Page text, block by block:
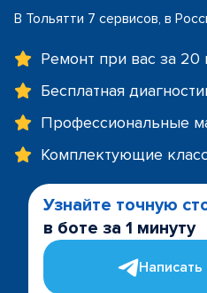
В Тольятти 7 сервисов, в
Ремонт при вас за 20
Бесплатная
Профессиональные
Комплектующие
Узнайте точную
в боте за 1 минуту
Написать